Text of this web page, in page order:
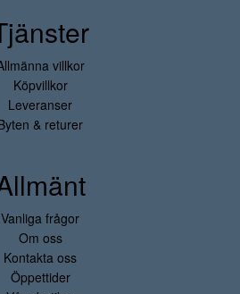
villkor
Köpvillkor
Leveranser
& returer
Vanliga frågor
Om oss
Kontakta oss
Öppettider